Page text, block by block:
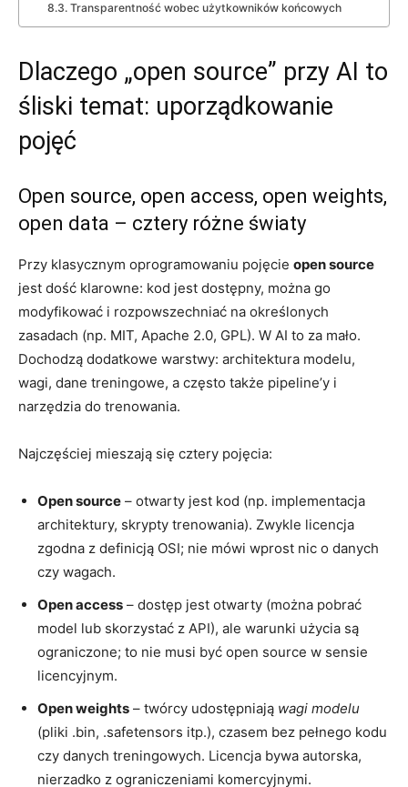
Transparentność wobec użytkowników końcowych
Dlaczego „open source” przy AI to
śliski temat: uporządkowanie
pojęć
Open source, open access, open weights,
open data – cztery różne światy
Przy klasycznym oprogramowaniu pojęcie open source
jest dość klarowne: kod jest dostępny, można go
modyfikować i rozpowszechniać na określonych
zasadach (np. MIT, Apache 2.0, GPL). W AI to za mało.
Dochodzą dodatkowe warstwy: architektura modelu,
wagi, dane treningowe, a często także pipeline’y i
narzędzia do trenowania.
Najczęściej mieszają się cztery pojęcia:
Open source – otwarty jest kod (np. implementacja
architektury, skrypty trenowania). Zwykle licencja
zgodna z definicją OSI; nie mówi wprost nic o danych
czy wagach.
Open access – dostęp jest otwarty (można pobrać
model lub skorzystać z API), ale warunki użycia są
ograniczone; to nie musi być open source w sensie
licencyjnym.
Open weights – twórcy udostępniają wagi modelu
(pliki .bin, .safetensors itp.), czasem bez pełnego kodu
czy danych treningowych. Licencja bywa autorska,
nierzadko z ograniczeniami komercyjnymi.